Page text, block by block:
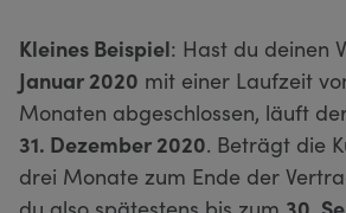
Kleines Beispiel: Hast du deinen
Januar 2020 mit einer Laufzeit
Monaten abgeschlossen, läuft
31. Dezember 2020. Beträgt die
drei Monate zum Ende der